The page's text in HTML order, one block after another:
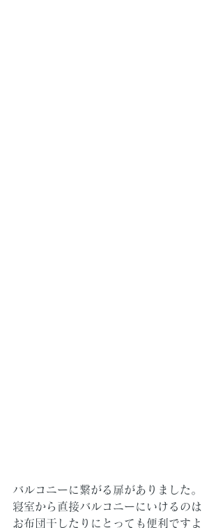
バルコニーに繋がる扉がありました。
寝室から直接バルコニーにいけるのは
お布団干したりにとっても便利ですよ